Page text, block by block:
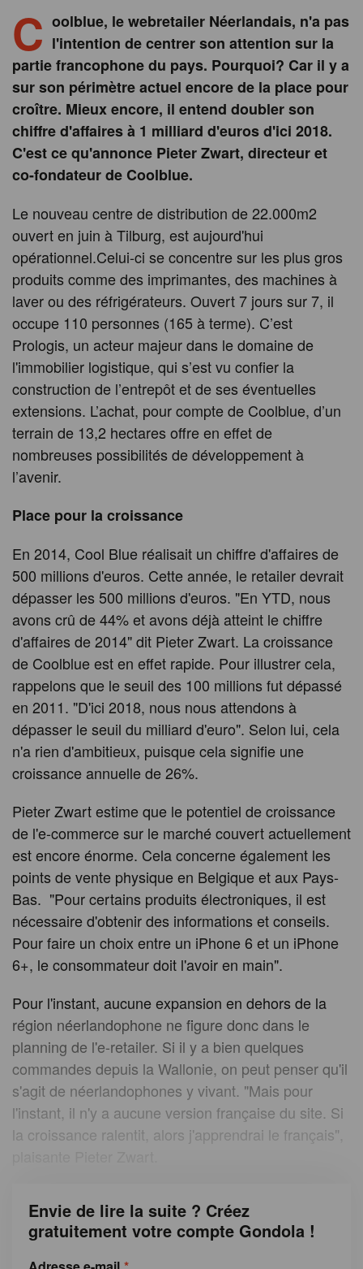
C oolblue, le webretailer Néerlandais, n'a pas
l'intention de centrer son attention sur la
partie francophone du pays. Pourquoi? Car il y a
sur son périmètre actuel encore de la place pour
croître. Mieux encore, il entend doubler son
chiffre d'affaires à 1 milliard d'euros d'ici 2018.
C'est ce qu'annonce Pieter Zwart, directeur et
co-fondateur de Coolblue.
Le nouveau centre de distribution de 22.000m2
ouvert en juin à Tilburg, est aujourd'hui
opérationnel.Celui-ci se concentre sur les plus gros
produits comme des imprimantes, des machines à
laver ou des réfrigérateurs. Ouvert 7 jours sur 7, il
occupe 110 personnes (165 à terme). C’est
Prologis, un acteur majeur dans le domaine de
l'immobilier logistique, qui s’est vu confier la
construction de l’entrepôt et de ses éventuelles
extensions. L’achat, pour compte de Coolblue, d’un
terrain de 13,2 hectares offre en effet de
nombreuses possibilités de développement à
l’avenir.
Place pour la croissance
En 2014, Cool Blue réalisait un chiffre d'affaires de
500 millions d'euros. Cette année, le retailer devrait
dépasser les 500 millions d'euros. "En YTD, nous
avons crû de 44% et avons déjà atteint le chiffre
d'affaires de 2014" dit Pieter Zwart. La croissance
de Coolblue est en effet rapide. Pour illustrer cela,
rappelons que le seuil des 100 millions fut dépassé
en 2011. "D'ici 2018, nous nous attendons à
dépasser le seuil du milliard d'euro". Selon lui, cela
n'a rien d'ambitieux, puisque cela signifie une
croissance annuelle de 26%.
Pieter Zwart estime que le potentiel de croissance
de l'e-commerce sur le marché couvert actuellement
est encore énorme. Cela concerne également les
points de vente physique en Belgique et aux Pays-
Bas. "Pour certains produits électroniques, il est
nécessaire d'obtenir des informations et conseils.
Pour faire un choix entre un iPhone 6 et un iPhone
6+, le consommateur doit l'avoir en main".
Pour l'instant, aucune expansion en dehors de la
région néerlandophone ne figure donc dans le
planning de l'e-retailer. Si il y a bien quelques
commandes depuis la Wallonie, on peut penser qu'il
s'agit de néerlandophones y vivant. "Mais pour
l'instant, il n'y a aucune version française du site. Si
la croissance ralentit, alors j'apprendrai le français",
Envie de lire la suite ? Créez
gratuitement votre compte Gondola !